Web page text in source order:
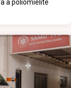
a poliomielite